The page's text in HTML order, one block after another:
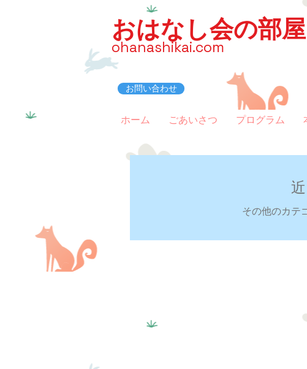
おはなし会の部屋
ohanashikai.com
お問い合わせ
ホーム ごあいさつ プログラム
その他のカテ